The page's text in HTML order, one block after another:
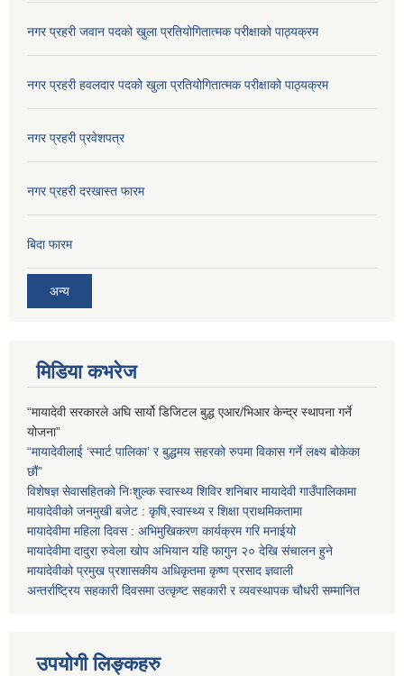
नगर प्रहरी जवान पदको खुला प्रतियोगितात्मक परीक्षाको पाठ्यक्रम
नगर प्रहरी हवलदार पदको खुला प्रतियोगितात्मक परीक्षाको पाठ्यक्रम
नगर प्रहरी प्रवेशपत्र
नगर प्रहरी दरखास्त फारम
बिदा फारम
अन्य
मिडिया कभरेज
“मायादेवी सरकारले अघि सार्यो डिजिटल बुद्ध एआर/भिआर केन्द्र स्थापना गर्ने
योजना”
“मायादेवीलाई ‘स्मार्ट पालिका’ र बुद्धमय सहरको रुपमा विकास गर्ने लक्ष्य बोकेका
छौं”
विशेषज्ञ सेवासहितको निःशुल्क स्वास्थ्य शिविर शनिबार मायादेवी गाउँपालिकामा
मायादेवीको जनमुखी बजेट : कृषि,स्वास्थ्य र शिक्षा प्राथमिकतामा
मायादेवीमा महिला दिवस : अभिमुखिकरण कार्यक्रम गरि मनाईयो
मायादेवीमा दादुरा रुवेला खोप अभियान यहि फागुन २० देखि संचालन हुने
मायादेवीको प्रमुख प्रशासकीय अधिकृतमा कृष्ण प्रसाद ज्ञवाली
अन्तर्राष्ट्रिय सहकारी दिवसमा उत्कृष्ट सहकारी र व्यवस्थापक चौधरी सम्मानित
उपयोगी लिङ्कहरु